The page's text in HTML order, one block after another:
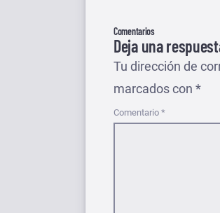
Comentarios
Deja una
Tu dirección de
marcados con *
Comentario *